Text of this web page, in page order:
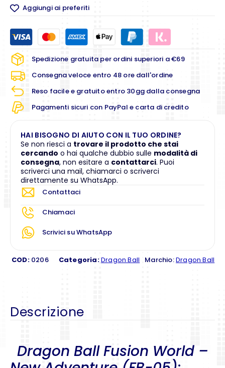
Aggiungi ai preferiti
Spedizione gratuita per ordini superiori a €69
Consegna veloce entro 48 ore dall'ordine
Reso facile e gratuito entro 30gg dalla consegna
Pagamenti sicuri con PayPal e carta di credito
HAI BISOGNO DI AIUTO CON IL TUO ORDINE?
Se non riesci a trovare il prodotto che stai
cercando o hai qualche dubbio sulle modalità di
consegna, non esitare a contattarci. Puoi
scriverci una mail, chiamarci o scriverci
direttamente su WhatsApp.
Contattaci
Chiamaci
Scrivici su WhatsApp
COD: 0206 Categoria:Dragon Ball Marchio:Dragon Ball
Descrizione
Dragon Ball Fusion World –